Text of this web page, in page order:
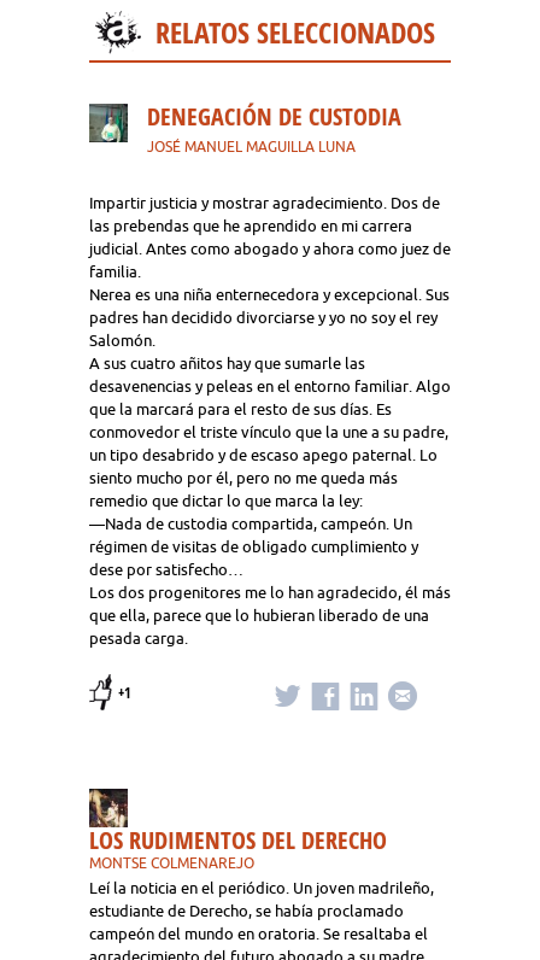
RELATOS SELECCIONADOS
DENEGACIÓN DE CUSTODIA
JOSÉ MANUEL MAGUILLA LUNA
Impartir justicia y mostrar agradecimiento. Dos de
las prebendas que he aprendido en mi carrera
judicial. Antes como abogado y ahora como juez de
familia.
Nerea es una niña enternecedora y excepcional. Sus
padres han decidido divorciarse y yo no soy el rey
Salomón.
A sus cuatro añitos hay que sumarle las
desavenencias y peleas en el entorno familiar. Algo
que la marcará para el resto de sus días. Es
conmovedor el triste vínculo que la une a su padre,
un tipo desabrido y de escaso apego paternal. Lo
siento mucho por él, pero no me queda más
remedio que dictar lo que marca la ley:
—Nada de custodia compartida, campeón. Un
régimen de visitas de obligado cumplimiento y
dese por satisfecho…
Los dos progenitores me lo han agradecido, él más
que ella, parece que lo hubieran liberado de una
pesada carga.
+1
LOS RUDIMENTOS DEL DERECHO
MONTSE COLMENAREJO
Leí la noticia en el periódico. Un joven madrileño,
estudiante de Derecho, se había proclamado
campeón del mundo en oratoria. Se resaltaba el
agradecimiento del futuro abogado a su madre.